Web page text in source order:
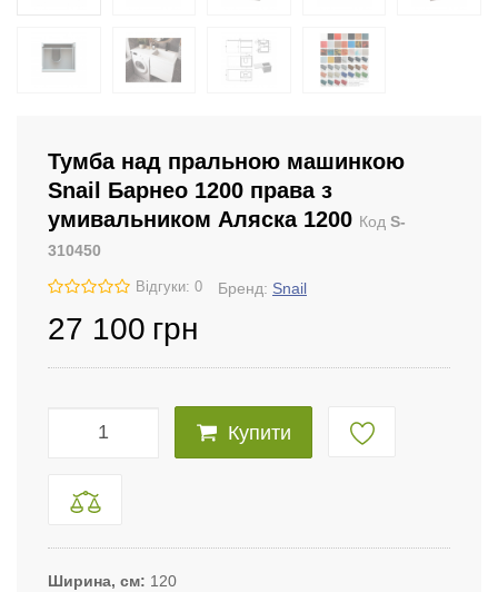
Тумба над пральною машинкою
Snail Барнео 1200 права з
умивальником Аляска 1200 Код S-
310450
Відгуки: 0 Бренд: Snail
27 100 грн
Купити
Ширина, см 120